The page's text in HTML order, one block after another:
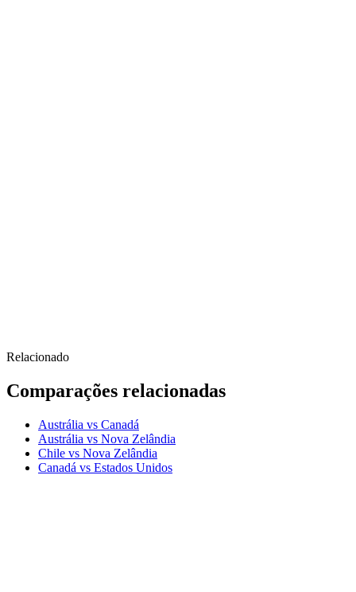
Relacionado
Comparações relacionadas
Austrália vs Canadá
Austrália vs Nova Zelândia
Chile vs Nova Zelândia
Canadá vs Estados Unidos